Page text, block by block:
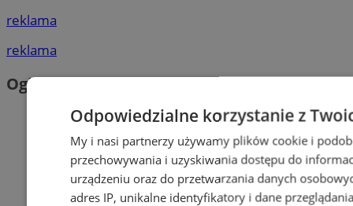
reklama
reklama
Ogłoszenia
Odpowiedzialne korzystanie z
My i nasi partnerzy używamy plików cookie i
przechowywania i uzyskiwania dostępu do
urządzeniu oraz do przetwarzania danych
adres IP, unikalne identyfikatory i dane